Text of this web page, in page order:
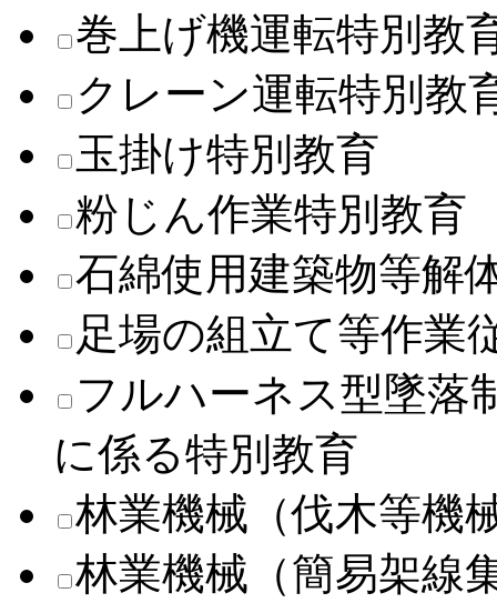
巻上げ機運転特別教
クレーン運転特別教
玉掛け特別教育
粉じん作業特別教育
石綿使用建築物等解
足場の組立て等作業
フルハーネス型墜落
に係る特別教育
林業機械（伐木等機
林業機械（簡易架線